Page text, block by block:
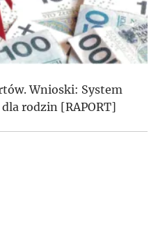
Wnioski: System
rodzin [RAPORT]